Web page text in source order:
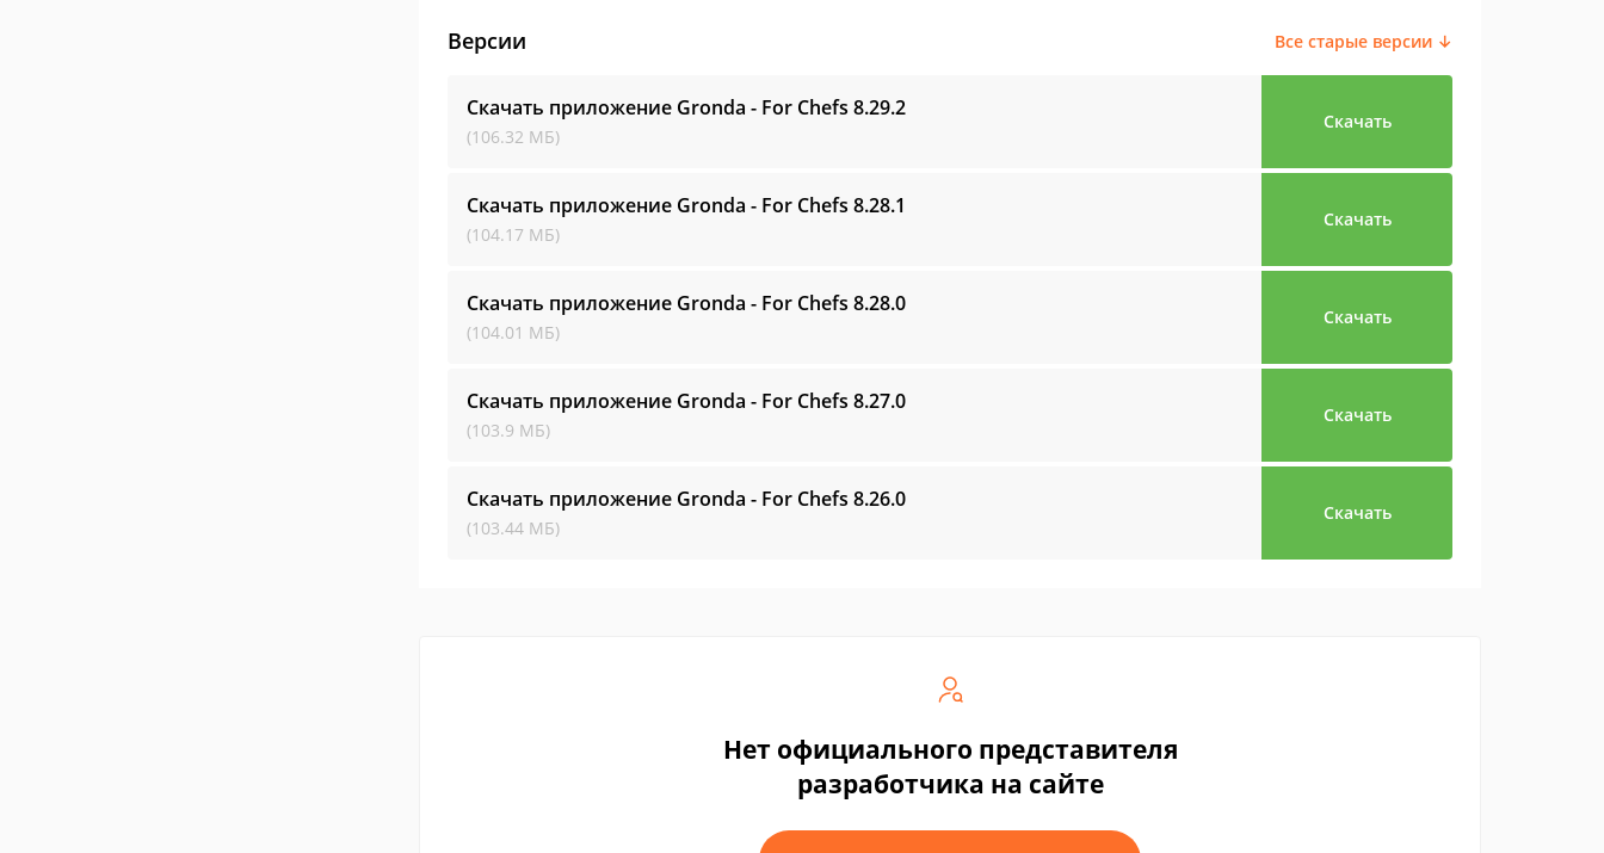
Версии Все старые версии ↓
Скачать приложение Gronda - For Chefs 8.29.2
(106.32 МБ)
Скачать
Скачать приложение Gronda - For Chefs 8.28.1
(104.17 МБ)
Скачать
Скачать приложение Gronda - For Chefs 8.28.0
(104.01 МБ)
Скачать
Скачать приложение Gronda - For Chefs 8.27.0
(103.9 МБ)
Скачать
Скачать приложение Gronda - For Chefs 8.26.0
(103.44 МБ)
Скачать
Нет официального представителя
разработчика на сайте